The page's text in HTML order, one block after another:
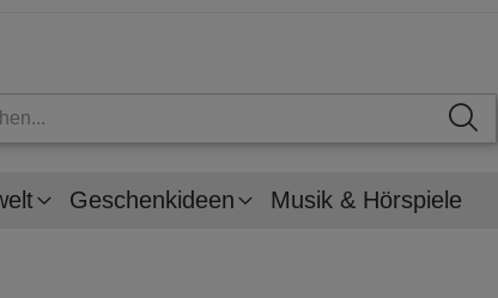
Geschenkideen Musik & Hörspiele